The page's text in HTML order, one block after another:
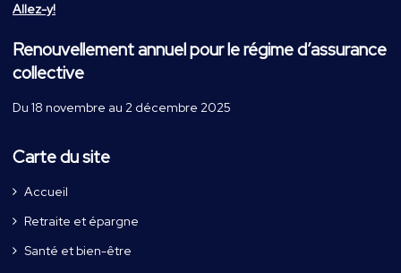
Allez-y!
Renouvellement annuel pour le régime d’assurance
collective
Du 18 novembre au 2 décembre 2025
Carte du site
Accueil
Retraite et épargne
Santé et bien-être